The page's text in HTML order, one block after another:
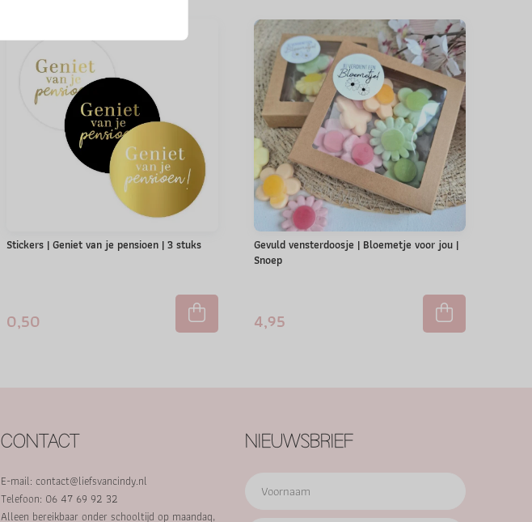
Stickers | Geniet van je pensioen | 3 stuks
0,50
Gevuld vensterdoosje | Bloemetje voor jou |
Snoep
4,95
CONTACT
E-mail: contact@liefsvancindy.nl
Telefoon: 06 47 69 92 32
Alleen bereikbaar onder schooltijd op maandag,
NIEUWSBRIEF